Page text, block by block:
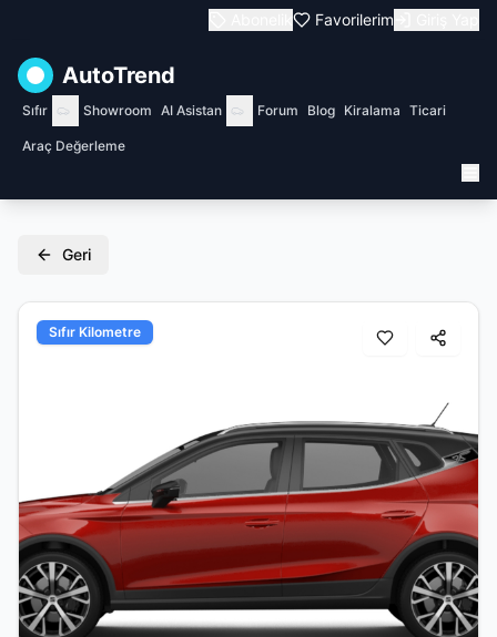
Favorilerim
AutoTrend
Sıfır Showroom AI Asistan Forum Blog Kiralama Ticari
Araç Değerleme
Geri
Sıfır Kilometre